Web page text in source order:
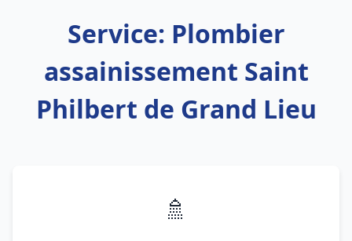
Service: Plombier
assainissement Saint
Philbert de Grand Lieu
🚿